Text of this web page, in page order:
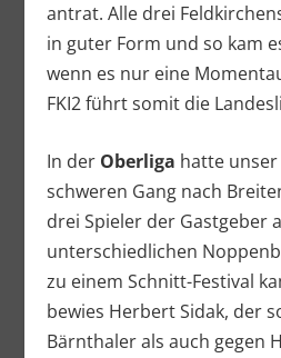
antrat. Alle drei
in guter Form und so kam
wenn es nur eine
FKI2 führt somit die
In der Oberliga hatte unser
schweren Gang nach
drei Spieler der Gastgeber
unterschiedlichen
zu einem Schnitt-Festival
bewies Herbert Sidak, der
Bärnthaler als auch gegen